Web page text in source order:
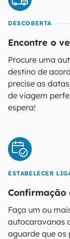
DESCOBERTA
Encontre o
Procure uma
destino de
precise as
de viagem
espera!
ESTABELECER
Confirmação
Faça um ou
autocaravanas
aguarde que os